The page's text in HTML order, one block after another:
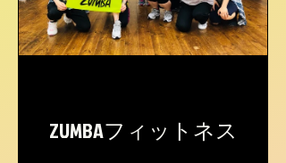
ZUMBAフィットネス